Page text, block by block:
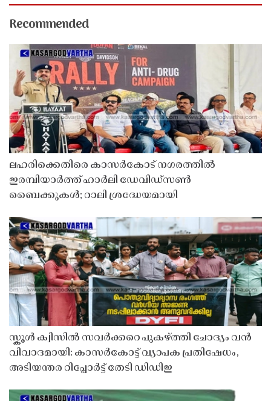
Recommended
ലഹരിക്കെതിരെ കാസർകോട് നഗരത്തിൽ
ഇരമ്പിയാർത്ത് ഹാർലി ഡേവിഡ്‌സൺ
ബൈക്കുകൾ; റാലി ശ്രദ്ധേയമായി
സ്കൂൾ ക്വിസിൽ സവർക്കറെ പുകഴ്ത്തി ചോദ്യം വൻ
വിവാദമായി: കാസർകോട്ട് വ്യാപക പ്രതിഷേധം,
അടിയന്തര റിപ്പോർട്ട് തേടി ഡിഡിഇ